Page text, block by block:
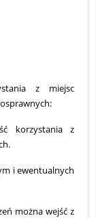
z miejsc
korzystania z
i ewentualnych
można wejść z